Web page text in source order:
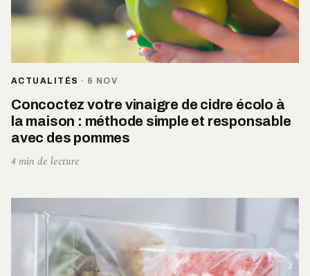
ACTUALITÉS · 6 NOV
Concoctez votre vinaigre de cidre écolo à
la maison : méthode simple et responsable
avec des pommes
4 min de lecture